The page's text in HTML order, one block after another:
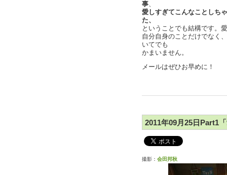
事、
愛しすぎてこんなことしち
た、
ということでも結構です。
自分自身のことだけでなく
いてでも
かまいません。
メールはぜひお早めに！
2011年09月25日Part1
撮影： 会田邦秋